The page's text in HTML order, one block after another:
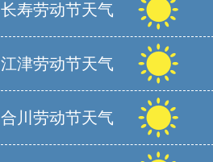
长寿劳动节天气
江津劳动节天气
合川劳动节天气